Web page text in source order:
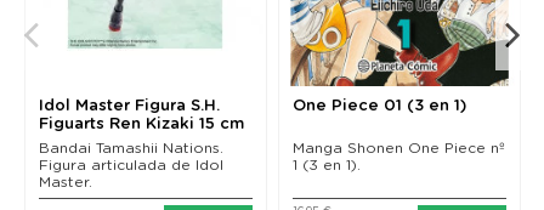
Idol Master Figura S.H.
Figuarts Ren Kizaki 15 cm
Bandai Tamashii Nations.
Figura articulada de Idol
Master.
One Piece 01 (3 en 1)
Manga Shonen One Piece nº
1 (3 en 1).